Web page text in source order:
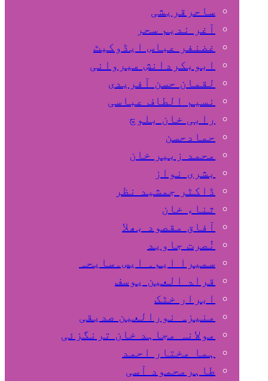
ساحرقریشی
آغر ندیم سحر
غضنفر عباس ایڈوکیٹ
ابوبکردانش میروانی
لقمان حسن آفریدی
نسیم الطاف عباسی
رابی خان بلوچ
حمادحسن
محمد زبیر خان
بشری نواز
ڈاکٹر جمشید نظر
ثناء خان
آفاق مقصود بھلا
نُصرت جاوید
سمیرا ایم۔ ایس۔سایحہ
قراۃ العین یوسف
ابرار خٹک
منیزہ نورالعین صدیقی
مولانہ مجاہد خان ترنگزئی
ہما مختار احمد
طاہرمحمود آسی